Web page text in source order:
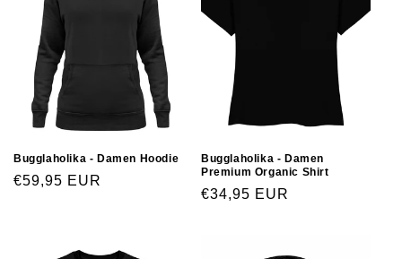
Bugglaholika - Damen Hoodie
€59,95 EUR
Bugglaholika - Damen
Premium Organic Shirt
€34,95 EUR